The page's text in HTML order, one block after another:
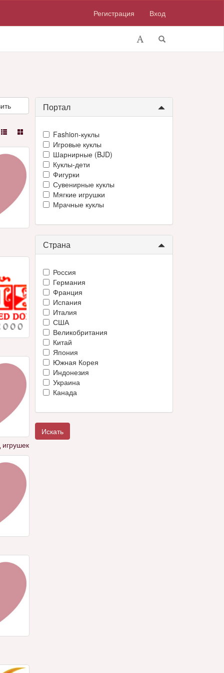
Регистрация Вход
игрушек
Портал
Fashion-куклы
Игровые куклы
Шарнирные (BJD)
Куклы-дети
Фигурки
Сувенирные куклы
Мягкие игрушки
Мрачные куклы
Страна
Россия
Германия
Франция
Испания
Италия
США
Великобритания
Китай
Япония
Южная Корея
Индонезия
Украина
Канада
Искать